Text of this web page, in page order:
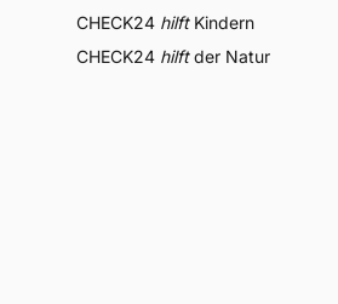
CHECK24 hilftKindern
CHECK24 hilftder Natur